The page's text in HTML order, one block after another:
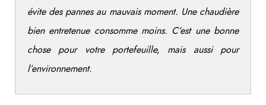
évite des pannes au mauvais moment. Une chaudière
bien entretenue consomme moins. C’est une bonne
chose pour votre portefeuille, mais aussi pour
l’environnement.